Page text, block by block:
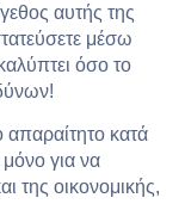
αυτής της
μέσω
όσο το
απαραίτητο κατά
για να
της οικονομικής,